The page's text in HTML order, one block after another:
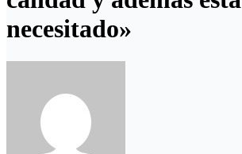
necesitado»